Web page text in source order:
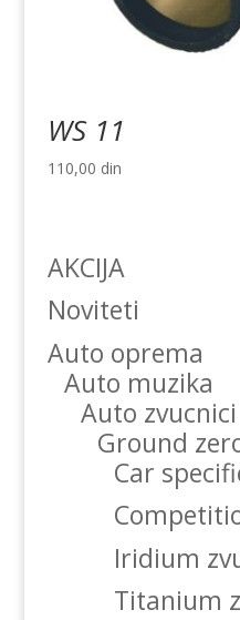
WS 11
110,00 din
AKCIJA
Noviteti
Auto oprema
Auto muzika
Auto zvucnici
Ground
Car
Iridium
Titanium